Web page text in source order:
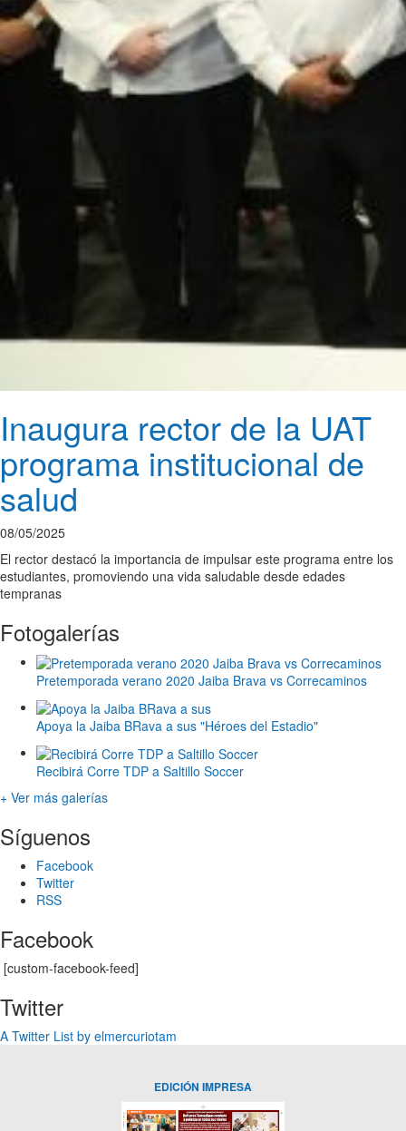
Inaugura rector de la UAT
programa institucional de
salud
08/05/2025
El rector destacó la importancia de impulsar este programa entre los
estudiantes, promoviendo una vida saludable desde edades
tempranas
Fotogalerías
Pretemporada verano 2020 Jaiba Brava vs Correcaminos
Apoya la Jaiba BRava a sus "Héroes del Estadio"
Recibirá Corre TDP a Saltillo Soccer
+ Ver más galerías
Síguenos
Facebook
Twitter
RSS
Facebook
[custom-facebook-feed]
Twitter
A Twitter List by elmercuriotam
EDICIÓN IMPRESA